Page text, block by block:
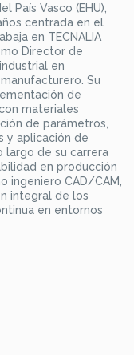
País Vasco (EHU),
centrada en el
en TECNALIA
Director de
en
Su
de
materiales
de parámetros,
y aplicación de
largo de su carrera
en producción
ingeniero CAD/CAM,
integral de los
en entornos